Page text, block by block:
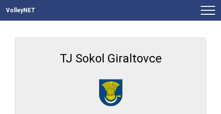
VolleyNET
TJ Sokol Giraltovce